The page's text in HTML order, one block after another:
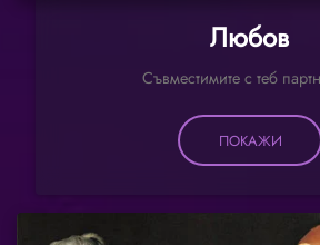
Любов
Съвместимите с теб
ПОКАЖИ